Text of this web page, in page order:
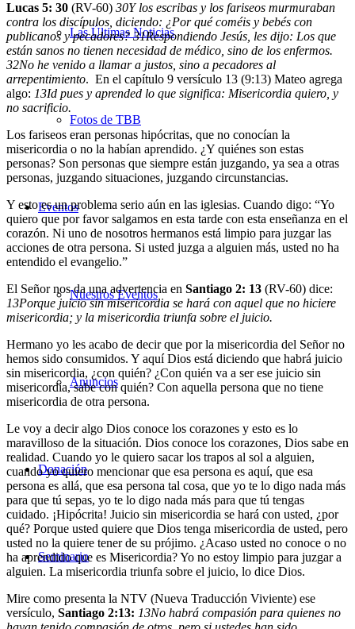
Las Últimas Noticias
Fotos de TBB
Eventos
Nuestros Eventos
Anuncios
Donación
Seminario
Lucas 5: 30 (RV-60) 30Y los escribas y los fariseos murmuraban
contra los discípulos, diciendo: ¿Por qué coméis y bebés con
publicanos y pecadores?31Respondiendo Jesús, les dijo: Los que
están sanos no tienen necesidad de médico, sino de los enfermos.
32No he venido a llamar a justos, sino a pecadores al
arrepentimiento. En el capítulo 9 versículo 13 (9:13) Mateo agrega
algo: 13Id pues y aprended lo que significa: Misericordia quiero, y
no sacrificio.
Los fariseos eran personas hipócritas, que no conocían la
misericordia o no la habían aprendido. ¿Y quiénes son estas
personas? Son personas que siempre están juzgando, ya sea a otras
personas, juzgando situaciones, juzgando circunstancias.
Y esto es un problema serio aún en las iglesias. Cuando digo: “Yo
quiero que por favor salgamos en esta tarde con esta enseñanza en el
corazón. Ni uno de nosotros hermanos está limpio para juzgar las
acciones de otra persona. Si usted juzga a alguien más, usted no ha
entendido el evangelio.”
El Señor nos da una advertencia en Santiago 2: 13 (RV-60) dice:
13Porque juicio sin misericordia se hará con aquel que no hiciere
misericordia; y la misericordia triunfa sobre el juicio.
Hermano yo les acabo de decir que por la misericordia del Señor no
hemos sido consumidos. Y aquí Dios está diciendo que habrá juicio
sin misericordia, ¿con quién? ¿Con quién va a ser ese juicio sin
misericordia, sabe con quién? Con aquella persona que no tiene
misericordia de otra persona.
Le voy a decir algo Dios conoce los corazones y esto es lo
maravilloso de la situación. Dios conoce los corazones, Dios sabe en
realidad. Cuando yo le quiero sacar los trapos al sol a alguien,
cuando yo quiero mencionar que esa persona es aquí, que esa
persona es allá, que esa persona tal cosa, que yo te lo digo nada más
para que tú sepas, yo te lo digo nada más para que tú tengas
cuidado. ¡Hipócrita! Juicio sin misericordia se hará con usted, ¿por
qué? Porque usted quiere que Dios tenga misericordia de usted, pero
usted no la quiere tener de su prójimo. ¿Acaso usted no conoce o no
ha aprendido que es Misericordia? Yo no estoy limpio para juzgar a
alguien. La misericordia triunfa sobre el juicio, lo dice Dios.
Mire como presenta la NTV (Nueva Traducción Viviente) ese
versículo, Santiago 2:13: 13No habrá compasión para quienes no